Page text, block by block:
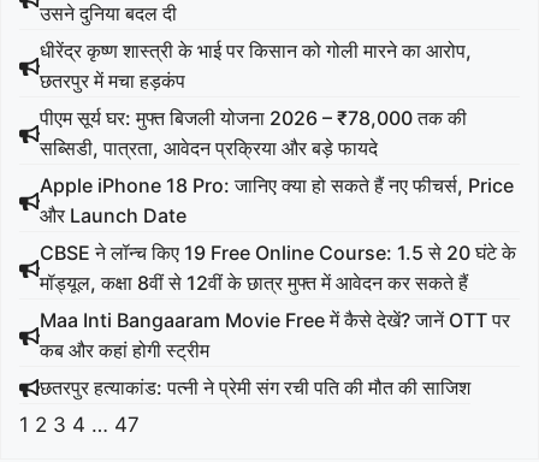
उसने दुनिया बदल दी
धीरेंद्र कृष्ण शास्त्री के भाई पर किसान को गोली मारने का आरोप,
छतरपुर में मचा हड़कंप
पीएम सूर्य घर: मुफ्त बिजली योजना 2026 – ₹78,000 तक की
सब्सिडी, पात्रता, आवेदन प्रक्रिया और बड़े फायदे
Apple iPhone 18 Pro: जानिए क्या हो सकते हैं नए फीचर्स, Price
और Launch Date
CBSE ने लॉन्च किए 19 Free Online Course: 1.5 से 20 घंटे के
मॉड्यूल, कक्षा 8वीं से 12वीं के छात्र मुफ्त में आवेदन कर सकते हैं
Maa Inti Bangaaram Movie Free में कैसे देखें? जानें OTT पर
कब और कहां होगी स्ट्रीम
छतरपुर हत्याकांड: पत्नी ने प्रेमी संग रची पति की मौत की साजिश
1 2 3 4 … 47